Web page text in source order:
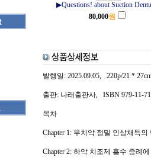
▶Questions! about Suction
80,000원
발행일: 2025.09.05, 220p/21 *
출판: 나래출판사, ISBN 979-11-
목차
Chapter 1: 무치악 정밀 인상채득의
Chapter 2: 하악 치조제 흡수 증례